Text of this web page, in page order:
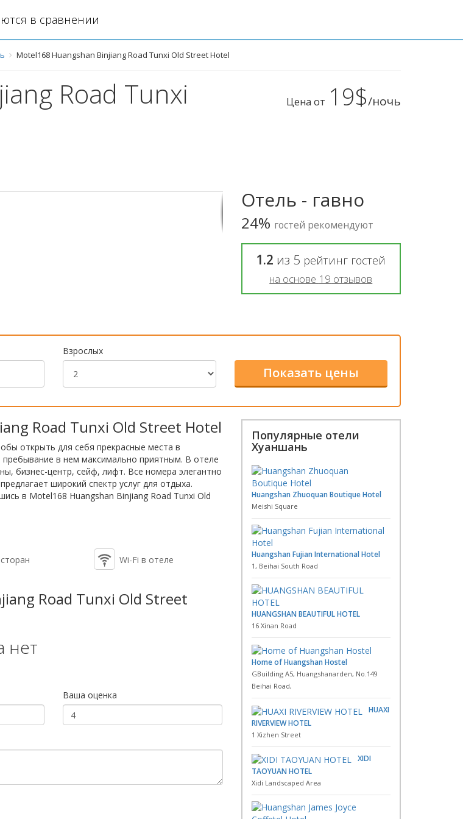
в сравнении
Motel168 Huangshan Binjiang Road Tunxi Old Street Hotel
Road Tunxi
Цена от 19$/ночь
Отель - гавно
24% гостей рекомендуют
1.2 из 5 рейтинг гостей
на основе 19 отзывов
Взрослых
Road Tunxi Old Street Hotel
открыть для себя прекрасные места в
в нем максимально приятным. В отеле
бизнес-центр, сейф, лифт. Все номера элегантно
широкий спектр услуг для отдыха.
в Motel168 Huangshan Binjiang Road Tunxi Old
Wi-Fi в отеле
Road Tunxi Old Street
нет
Ваша оценка
Популярные отели
Хуаншань
Huangshan Zhuoquan Boutique Hotel
Meishi Square
Huangshan Fujian International Hotel
1, Beihai South Road
HUANGSHAN BEAUTIFUL HOTEL
16 Xinan Road
Home of Huangshan Hostel
GBuilding A5, Huangshanarden, No.149
Beihai Road,
HUAXI
RIVERVIEW HOTEL
1 Xizhen Street
XIDI
TAOYUAN HOTEL
Xidi Landscaped Area